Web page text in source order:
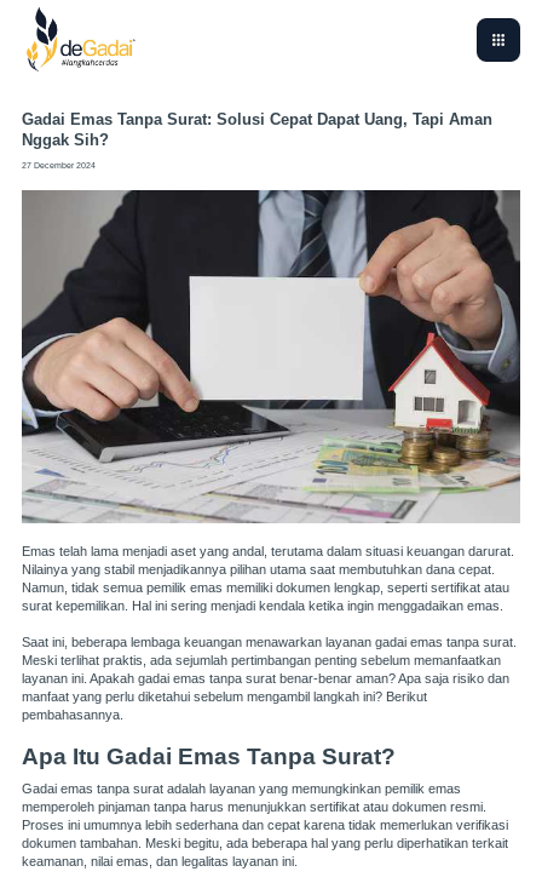
Gadai Emas Tanpa Surat: Solusi Cepat Dapat Uang, Tapi Aman
Nggak Sih?
27 December 2024
Emas telah lama menjadi aset yang andal, terutama dalam situasi keuangan darurat.
Nilainya yang stabil menjadikannya pilihan utama saat membutuhkan dana cepat.
Namun, tidak semua pemilik emas memiliki dokumen lengkap, seperti sertifikat atau
surat kepemilikan. Hal ini sering menjadi kendala ketika ingin menggadaikan emas.
Saat ini, beberapa lembaga keuangan menawarkan layanan gadai emas tanpa surat.
Meski terlihat praktis, ada sejumlah pertimbangan penting sebelum memanfaatkan
layanan ini. Apakah gadai emas tanpa surat benar-benar aman? Apa saja risiko dan
manfaat yang perlu diketahui sebelum mengambil langkah ini? Berikut
pembahasannya.
Apa Itu Gadai Emas Tanpa Surat?
Gadai emas tanpa surat adalah layanan yang memungkinkan pemilik emas
memperoleh pinjaman tanpa harus menunjukkan sertifikat atau dokumen resmi.
Proses ini umumnya lebih sederhana dan cepat karena tidak memerlukan verifikasi
dokumen tambahan. Meski begitu, ada beberapa hal yang perlu diperhatikan terkait
keamanan, nilai emas, dan legalitas layanan ini.